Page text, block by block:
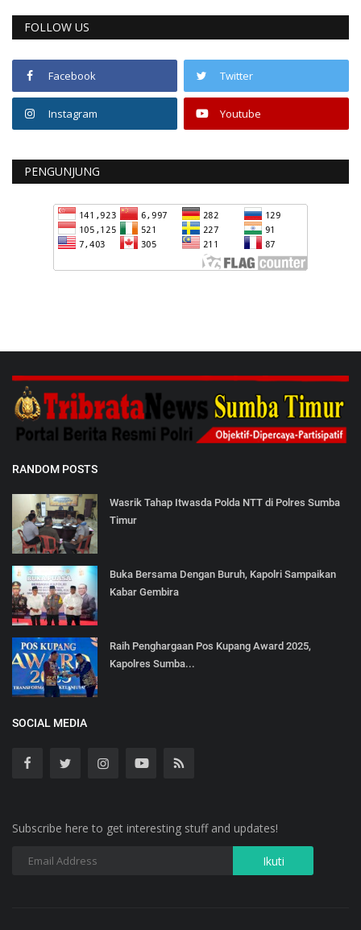
FOLLOW US
Facebook Twitter
Instagram Youtube
PENGUNJUNG
RANDOM POSTS
Wasrik Tahap Itwasda Polda NTT di Polres Sumba
Timur
Buka Bersama Dengan Buruh, Kapolri Sampaikan
Kabar Gembira
Raih Penghargaan Pos Kupang Award 2025,
Kapolres Sumba...
SOCIAL MEDIA
Subscribe here to get interesting stuff and updates!